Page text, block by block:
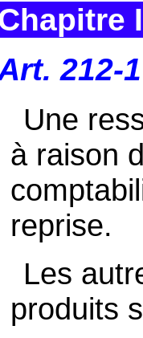
212-1
Une
à raison
reprise.
Les
produits